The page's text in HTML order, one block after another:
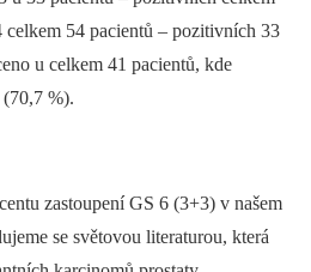
celkem 54 pacientů –⁠ pozitivních 33
u celkem 41 pacientů, kde
%).
zastoupení GS 6 (3+3) v našem
se světovou literaturou, která